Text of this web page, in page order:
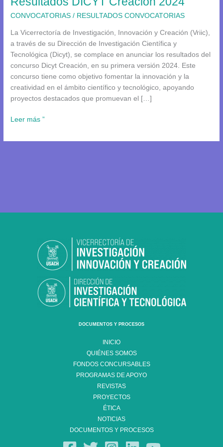
CONVOCATORIAS / RESULTADOS CONVOCATORIAS
La Vicerrectoría de Investigación, Innovación y Creación (Vriic),
a través de su Dirección de Investigación Científica y
Tecnológica (Dicyt), se complace en anunciar los resultados del
concurso Dicyt Creación, en su primera versión 2024. Este
concurso tiene como objetivo fomentar la innovación y la
creatividad en el ámbito científico y tecnológico, apoyando
proyectos destacados que promuevan el […]
Leer más ”
DOCUMENTOS Y PROCESOS
INICIO
QUIÉNES SOMOS
FONDOS CONCURSABLES
PROGRAMAS DE APOYO
REVISTAS
PROYECTOS
ÉTICA
NOTICIAS
DOCUMENTOS Y PROCESOS